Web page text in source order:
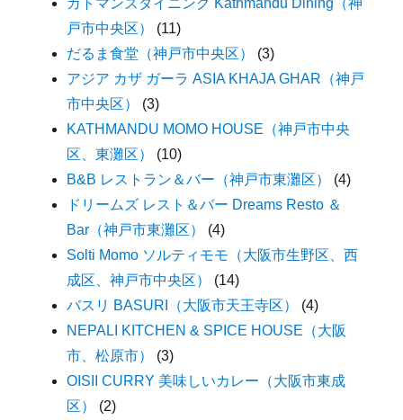
戸市中央区）
(11)
だるま食堂（神戸市中央区）
(3)
アジア カザ ガーラ ASIA KHAJA GHAR（神戸
市中央区）
(3)
KATHMANDU MOMO HOUSE（神戸市中央
区、東灘区）
(10)
B&B レストラン＆バー（神戸市東灘区）
(4)
ドリームズ レスト＆バー Dreams Resto ＆
Bar（神戸市東灘区）
(4)
Solti Momo ソルティモモ（大阪市生野区、西
成区、神戸市中央区）
(14)
バスリ BASURI（大阪市天王寺区）
(4)
NEPALI KITCHEN & SPICE HOUSE（大阪
市、松原市）
(3)
OISII CURRY 美味しいカレー（大阪市東成
区）
(2)